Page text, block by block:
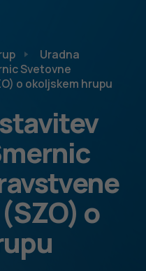
Uradna
Svetovne
o okoljskem hrupu
o